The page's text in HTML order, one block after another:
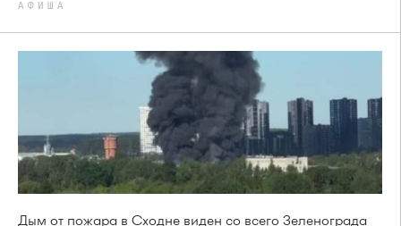
АФИША
Дым от пожара в Сходне виден со всего Зеленограда